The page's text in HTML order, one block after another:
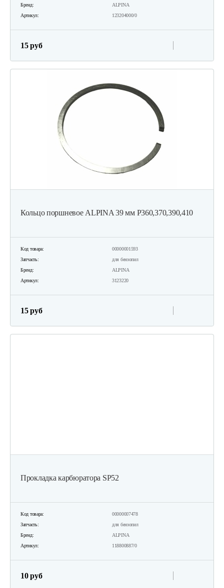
Бренд:
ALPINA
Артикул:
123204000/0
15 руб
Кольцо поршневое ALPINA 39 мм Р360,370,390,410
Код товара:
00000001593
Запчасть:
для бензопил
Бренд:
ALPINA
Артикул:
3123220
15 руб
Прокладка карбюратора SP52
Код товара:
00000007478
Запчасть:
для бензопил
Бренд:
ALPINA
Артикул:
118800887/0
10 руб